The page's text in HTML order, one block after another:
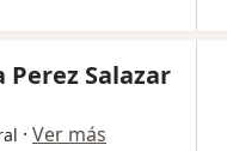
Salazar
· Ver más